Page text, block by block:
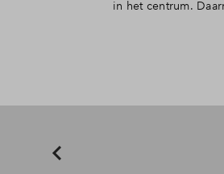
in het centrum.